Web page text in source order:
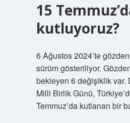
15
kutluyoruz?
6 Ağustos 2024’te
sürüm gösteriliyor.
bekleyen 6 değişiklik var.
Milli Birlik Günü,
Temmuz’da kutlanan bir